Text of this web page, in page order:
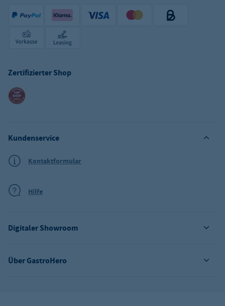
Zertifizierter Shop
Über GastroHero
Digitaler Showroom
Kundenservice
Kontaktformular
Hilfe